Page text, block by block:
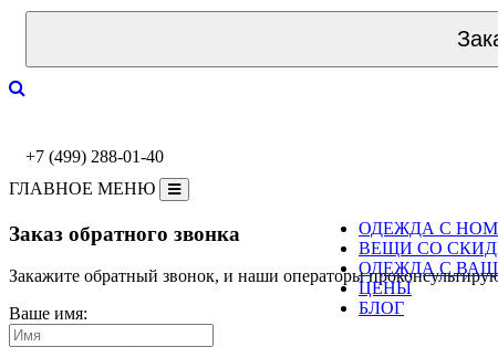
+7 (499) 288-01-40
ГЛАВНОЕ МЕНЮ
ОДЕЖДА С
ВЕЩИ СО
ОДЕЖДА С
ЦЕНЫ
БЛОГ
Заказ обратного звонка
Закажите обратный звонок, и наши операторы
Ваше имя: